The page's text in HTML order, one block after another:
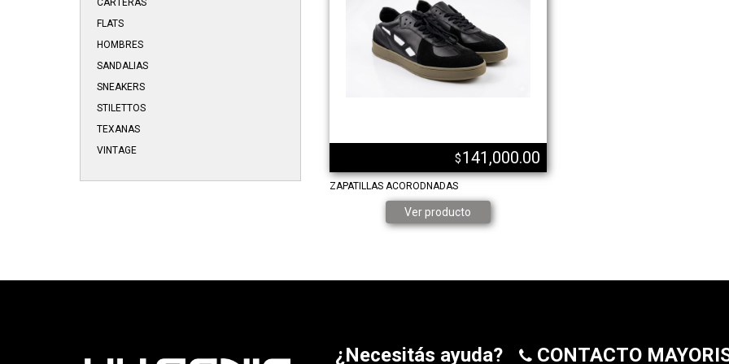
CARTERAS
FLATS
HOMBRES
SANDALIAS
SNEAKERS
STILETTOS
TEXANAS
VINTAGE
$141,000.00
ZAPATILLAS ACORODNADAS
Ver producto
¿Necesitás ayuda?
CONTACTO